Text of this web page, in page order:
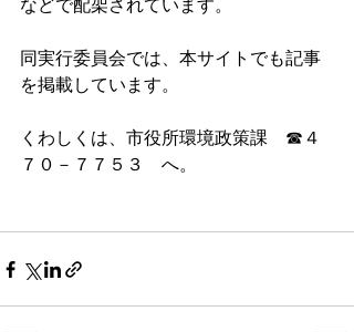
などで配架されています。
同実行委員会では、本サイトでも記事
を掲載しています。
くわしくは、市役所環境政策課　☎４
７０－７７５３　へ。